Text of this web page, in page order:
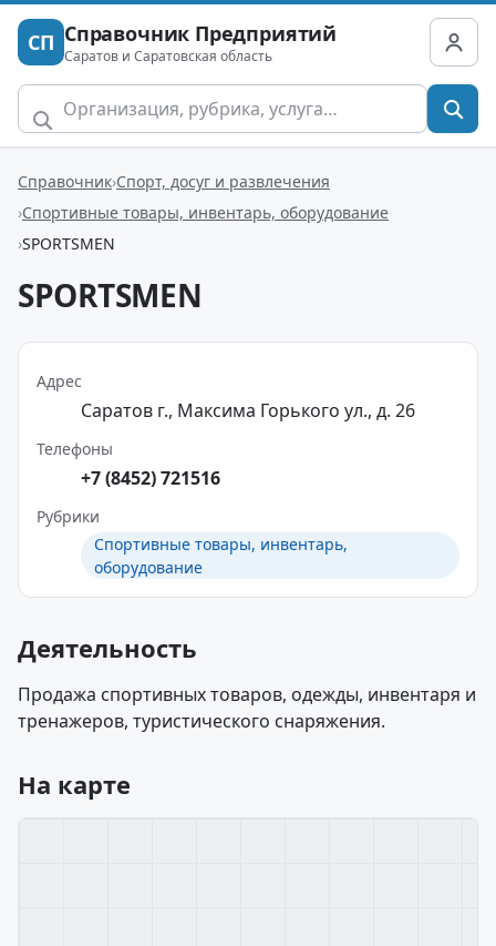
СП Справочник Предприятий
Саратов и Саратовская область
Справочник Спорт, досуг и развлечения
Спортивные товары, инвентарь, оборудование
SPORTSMEN
SPORTSMEN
Адрес
Саратов г., Максима Горького ул., д. 26
Телефоны
+7 (8452) 721516
Рубрики
Спортивные товары, инвентарь,
оборудование
Деятельность
Продажа спортивных товаров, одежды, инвентаря и
тренажеров, туристического снаряжения.
На карте